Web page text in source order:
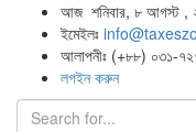
আজ শনিবার, ৮ আগস্ট ,
ইমেইলঃ
আলাপনীঃ (+৮৮) ০৩১-
লগইন করুন